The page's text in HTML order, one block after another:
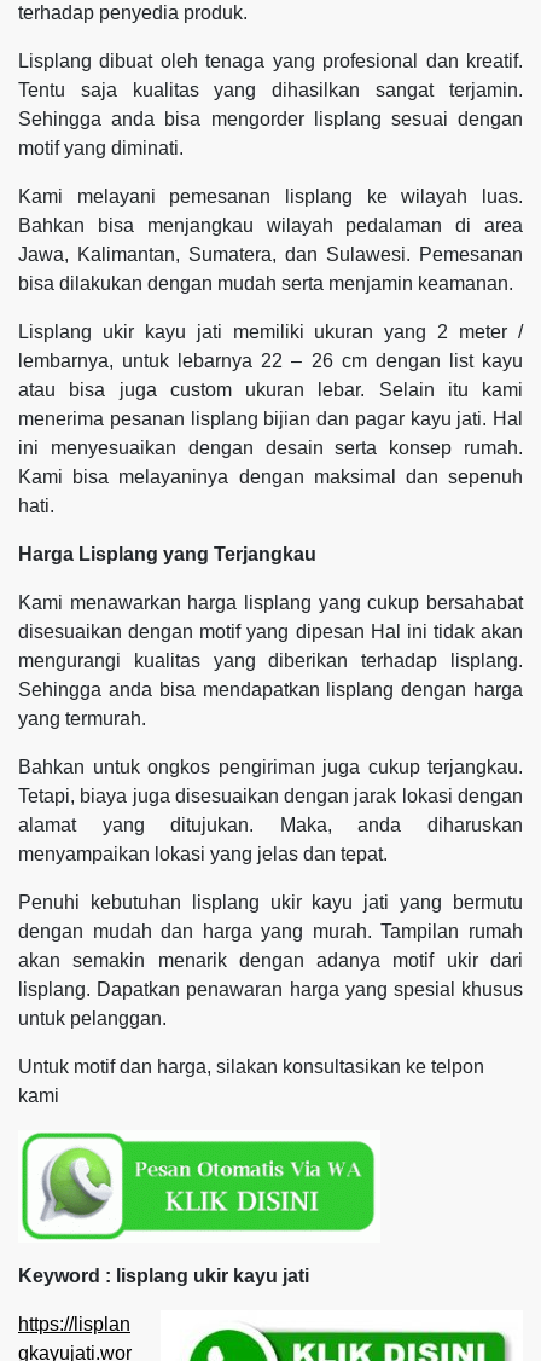
terhadap penyedia produk.
Lisplang dibuat oleh tenaga yang profesional dan kreatif.
Tentu saja kualitas yang dihasilkan sangat terjamin.
Sehingga anda bisa mengorder lisplang sesuai dengan
motif yang diminati.
Kami melayani pemesanan lisplang ke wilayah luas.
Bahkan bisa menjangkau wilayah pedalaman di area
Jawa, Kalimantan, Sumatera, dan Sulawesi. Pemesanan
bisa dilakukan dengan mudah serta menjamin keamanan.
Lisplang ukir kayu jati memiliki ukuran yang 2 meter /
lembarnya, untuk lebarnya 22 – 26 cm dengan list kayu
atau bisa juga custom ukuran lebar. Selain itu kami
menerima pesanan lisplang bijian dan pagar kayu jati. Hal
ini menyesuaikan dengan desain serta konsep rumah.
Kami bisa melayaninya dengan maksimal dan sepenuh
hati.
Harga Lisplang yang Terjangkau
Kami menawarkan harga lisplang yang cukup bersahabat
disesuaikan dengan motif yang dipesan Hal ini tidak akan
mengurangi kualitas yang diberikan terhadap lisplang.
Sehingga anda bisa mendapatkan lisplang dengan harga
yang termurah.
Bahkan untuk ongkos pengiriman juga cukup terjangkau.
Tetapi, biaya juga disesuaikan dengan jarak lokasi dengan
alamat yang ditujukan. Maka, anda diharuskan
menyampaikan lokasi yang jelas dan tepat.
Penuhi kebutuhan lisplang ukir kayu jati yang bermutu
dengan mudah dan harga yang murah. Tampilan rumah
akan semakin menarik dengan adanya motif ukir dari
lisplang. Dapatkan penawaran harga yang spesial khusus
untuk pelanggan.
Untuk motif dan harga, silakan konsultasikan ke telpon
kami
Keyword : lisplang ukir kayu jati
https://lisplan
gkayujati.wor